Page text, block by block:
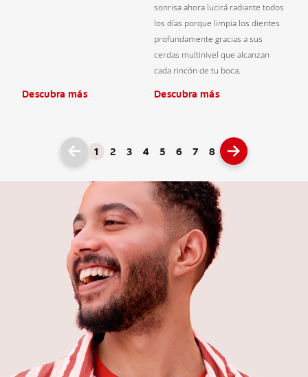
Descubra más
sonrisa ahora lucirá radiante todos
los días porque limpia los dientes
profundamente gracias a sus
cerdas multinivel que alcanzan
cada rincón de tu boca.
Descubra más
1 2 3 4 5 6 7 8